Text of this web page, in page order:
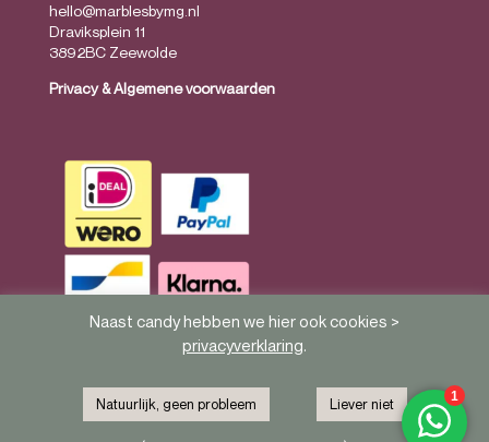
hello@marblesbymg.nl
Draviksplein 11
3892BC Zeewolde
Privacy&Algemene voorwaarden
Naast candy hebben we hier ook cookies >
privacyverklaring.
Natuurlijk, geen probleem Liever niet